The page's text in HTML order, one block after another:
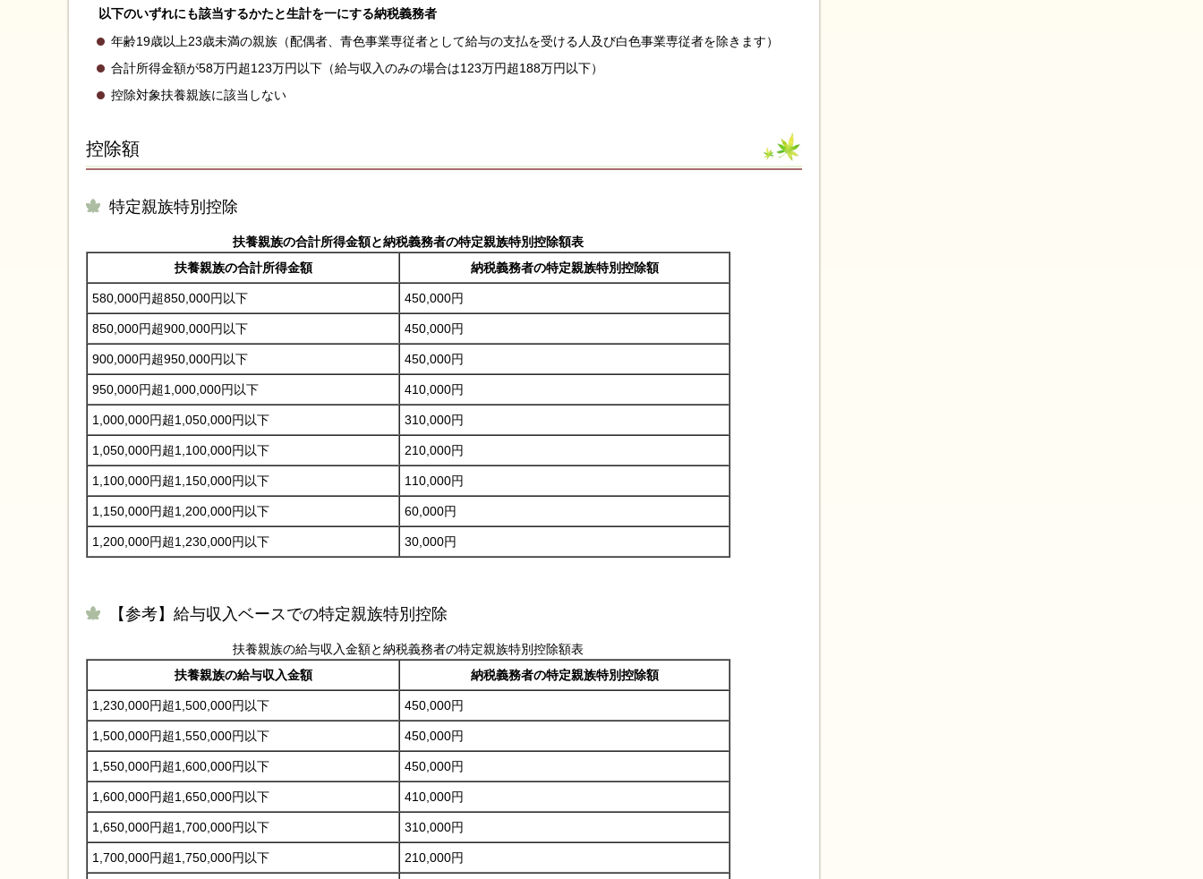
以下のいずれにも該当するかたと生計を一にする納税義務者
年齢19歳以上23歳未満の親族（配偶者、青色事業専従者として給与の支払を受ける人及び白色事業専従者を除きます）
合計所得金額が58万円超123万円以下（給与収入のみの場合は123万円超188万円以下）
控除対象扶養親族に該当しない
控除額
特定親族特別控除
扶養親族の合計所得金額と納税義務者の特定親族特別控除額表
扶養親族の合計所得金額
納税義務者の特定親族特別控除額
580,000円超850,000円以下 450,000円
850,000円超900,000円以下 450,000円
900,000円超950,000円以下 450,000円
950,000円超1,000,000円以下 410,000円
1,000,000円超1,050,000円以下 310,000円
1,050,000円超1,100,000円以下 210,000円
1,100,000円超1,150,000円以下 110,000円
1,150,000円超1,200,000円以下 60,000円
1,200,000円超1,230,000円以下 30,000円
【参考】給与収入ベースでの特定親族特別控除
扶養親族の給与収入金額と納税義務者の特定親族特別控除額表
扶養親族の給与収入金額
納税義務者の特定親族特別控除額
1,230,000円超1,500,000円以下 450,000円
1,500,000円超1,550,000円以下 450,000円
1,550,000円超1,600,000円以下 450,000円
1,600,000円超1,650,000円以下 410,000円
1,650,000円超1,700,000円以下 310,000円
1,700,000円超1,750,000円以下 210,000円